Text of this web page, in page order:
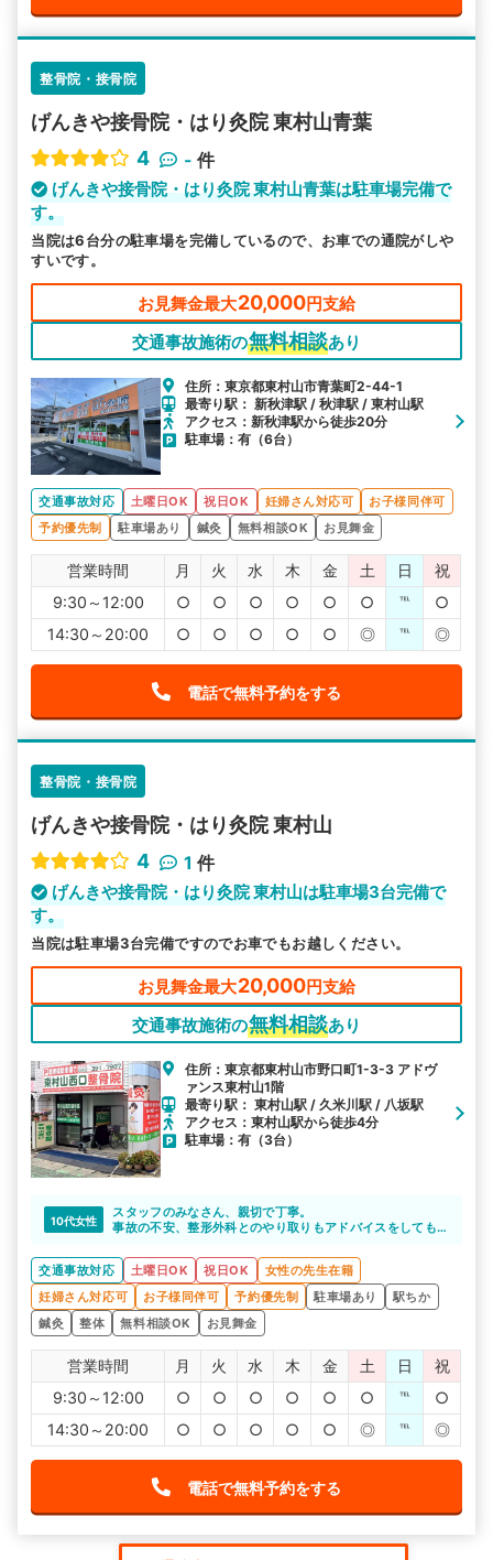
整骨院・接骨院
げんきや接骨院・はり灸院 東村山青葉
4
- 件
げんきや接骨院・はり灸院 東村山青葉は駐車場完備で
す。
当院は6台分の駐車場を完備しているので、お車での通院がしや
すいです。
お見舞金最大20,000円支給
交通事故施術の無料相談あり
住所：東京都東村山市青葉町2-44-1
最寄り駅： 新秋津駅 / 秋津駅 / 東村山駅
アクセス：新秋津駅から徒歩20分
駐車場：有（6台）
交通事故対応 土曜日OK 祝日OK 妊婦さん対応可
お子様同伴可
予約優先制
駐車場あり 鍼灸 無料相談OK お見舞金
営業時間 月 火 水 木 金 土 日
祝
9:30～12:00
○ ○ ○ ○ ○ ○ ℡
○
14:30～20:00
○ ○ ○ ○ ○ ◎ ℡ ◎
電話で無料予約をする
整骨院・接骨院
げんきや接骨院・はり灸院 東村山
4
1 件
げんきや接骨院・はり灸院 東村山は駐車場3台完備で
す。
当院は駐車場3台完備ですのでお車でもお越しください。
お見舞金最大20,000円支給
交通事故施術の無料相談あり
住所：東京都東村山市野口町1-3-3 アドヴ
ァンス東村山1階
最寄り駅： 東村山駅 / 久米川駅 / 八坂駅
アクセス：東村山駅から徒歩4分
駐車場：有（3台）
10代女性
スタッフのみなさん、親切で丁寧。
事故の不安、整形外科とのやり取りもアドバイスをしても
交通事故対応
土曜日OK 祝日OK
女性の先生在籍
妊婦さん対応可
お子様同伴可 予約優先制 駐車場あり
駅ちか
鍼灸
整体 無料相談OK お見舞金
営業時間 月 火 水 木 金 土 日
祝
9:30～12:00
○ ○ ○ ○ ○ ○ ℡
○
14:30～20:00
○ ○ ○ ○ ○ ◎ ℡ ◎
電話で無料予約をする